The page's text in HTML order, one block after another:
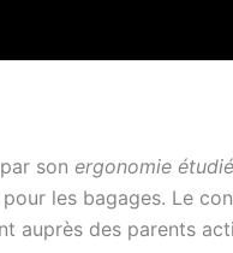
son ergonomie
les bagages. Le
auprès des parents